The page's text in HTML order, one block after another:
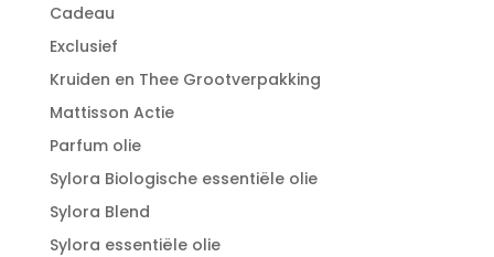
Cadeau
Exclusief
Kruiden en Thee Grootverpakking
Mattisson Actie
Parfum olie
Sylora Biologische essentiële olie
Sylora Blend
Sylora essentiële olie